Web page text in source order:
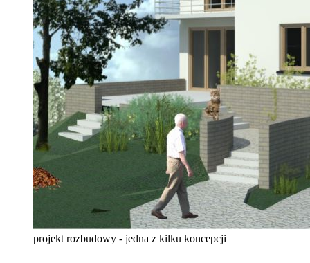
projekt rozbudowy - jedna z kilku koncepcji